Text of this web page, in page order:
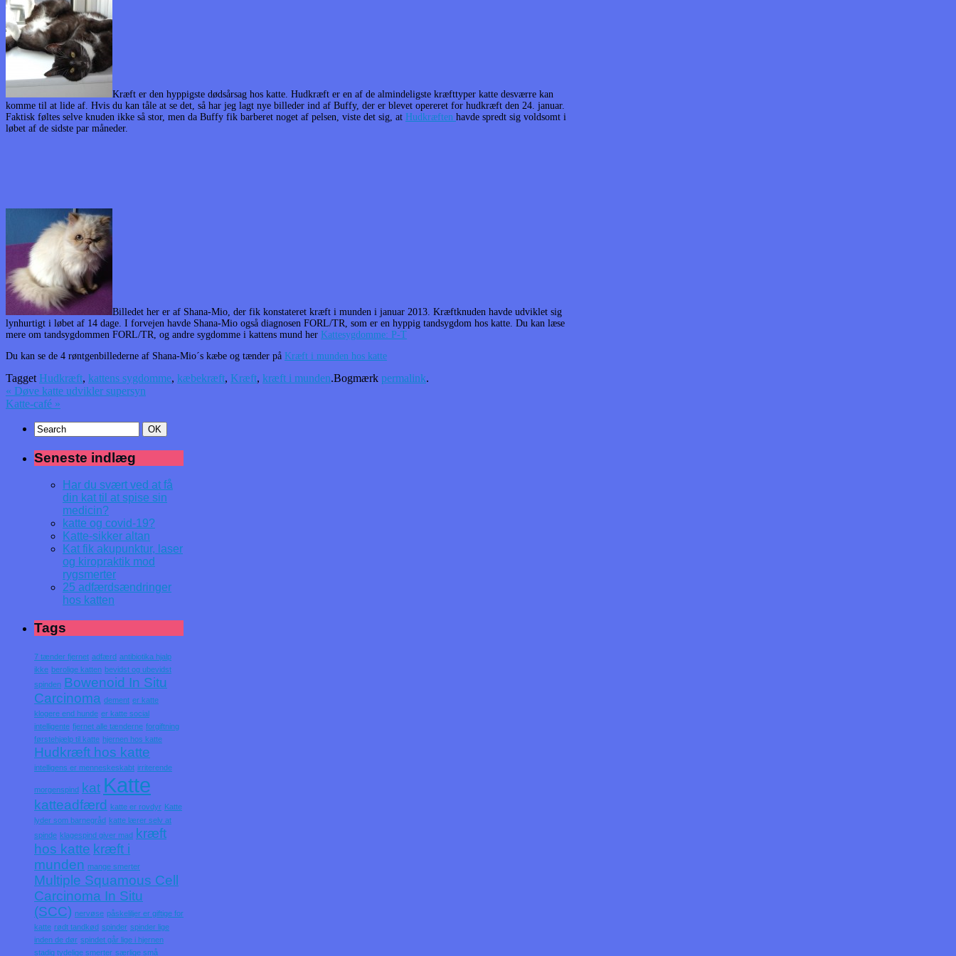
Kræft er den hyppigste dødsårsag hos katte. Hudkræft er en af de almindeligste kræfttyper katte desværre kan
komme til at lide af. Hvis du kan tåle at se det, så har jeg lagt nye billeder ind af Buffy, der er blevet opereret for hudkræft den 24. januar.
Faktisk føltes selve knuden ikke så stor, men da Buffy fik barberet noget af pelsen, viste det sig, at Hudkræften havde spredt sig voldsomt i
løbet af de sidste par måneder.
Billedet her er af Shana-Mio, der fik konstateret kræft i munden i januar 2013. Kræftknuden havde udviklet sig
lynhurtigt i løbet af 14 dage. I forvejen havde Shana-Mio også diagnosen FORL/TR, som er en hyppig tandsygdom hos katte. Du kan læse
mere om tandsygdommen FORL/TR, og andre sygdomme i kattens mund her Kattesygdomme: P-T
Du kan se de 4 røntgenbillederne af Shana-Mio´s kæbe og tænder på Kræft i munden hos katte
Tagget Hudkræft, kattens sygdomme, kæbekræft, Kræft, kræft i munden.Bogmærk permalink.
« Døve katte udvikler supersyn
Katte-café »
Seneste indlæg
Har du svært ved at få
din kat til at spise sin
medicin?
katte og covid-19?
Katte-sikker altan
Kat fik akupunktur, laser
og kiropraktik mod
rygsmerter
25 adfærdsændringer
hos katten
Tags
7 tænder fjernet adfærd antibiotika hjalp
ikke berolige katten bevidst og ubevidst
spinden Bowenoid In Situ
Carcinoma dement er katte
klogere end hunde er katte social
intelligente fjernet alle tænderne forgiftning
førstehjælp til katte hjernen hos katte
Hudkræft hos katte
intelligens er menneskeskabt irriterende
morgenspind kat Katte
katteadfærd katte er rovdyr Katte
lyder som barnegråd katte lærer selv at
spinde klagespind giver mad kræft
hos katte kræft i
munden mange smerter
Multiple Squamous Cell
Carcinoma In Situ
(SCC) nervøse påskeliljer er giftige for
katte rødt tandkød spinder spinder lige
inden de dør spindet går lige i hjernen
stadig tydelige smerter særlige små